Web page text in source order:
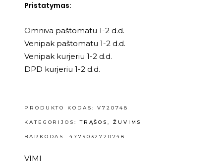
Pristatymas:
Omniva paštomatu 1-2 d.d.
Venipak paštomatu 1-2 d.d.
Venipak kurjeriu 1-2 d.d.
DPD kurjeriu 1-2 d.d.
PRODUKTO KODAS:V720748
KATEGORIJOS:TRĄŠOS, ŽUVIMS
BARKODAS: 4779032720748
VIMI